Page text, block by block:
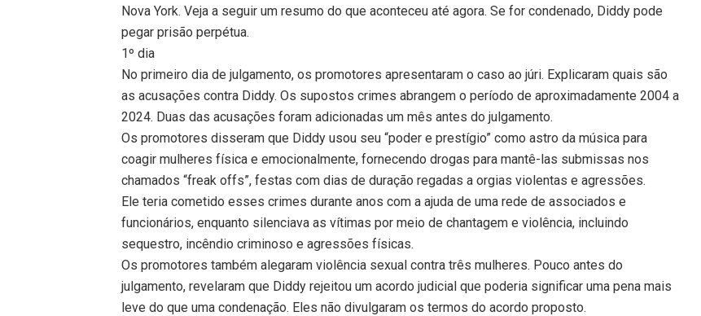
Nova York. Veja a seguir um resumo do que aconteceu até agora. Se for condenado, Diddy pode
pegar prisão perpétua.
1º dia
No primeiro dia de julgamento, os promotores apresentaram o caso ao júri. Explicaram quais são
as acusações contra Diddy. Os supostos crimes abrangem o período de aproximadamente 2004 a
2024. Duas das acusações foram adicionadas um mês antes do julgamento.
Os promotores disseram que Diddy usou seu “poder e prestígio” como astro da música para
coagir mulheres física e emocionalmente, fornecendo drogas para mantê-las submissas nos
chamados “freak offs”, festas com dias de duração regadas a orgias violentas e agressões.
Ele teria cometido esses crimes durante anos com a ajuda de uma rede de associados e
funcionários, enquanto silenciava as vítimas por meio de chantagem e violência, incluindo
sequestro, incêndio criminoso e agressões físicas.
Os promotores também alegaram violência sexual contra três mulheres. Pouco antes do
julgamento, revelaram que Diddy rejeitou um acordo judicial que poderia significar uma pena mais
leve do que uma condenação. Eles não divulgaram os termos do acordo proposto.